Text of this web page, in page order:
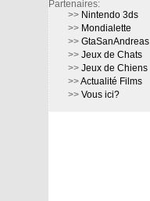
Partenaires:
>> Nintendo 3ds
>> Mondialette
>> GtaSanAndreas
>> Jeux de Chats
>> Jeux de Chiens
>>Actualité Films
>> Vous ici?